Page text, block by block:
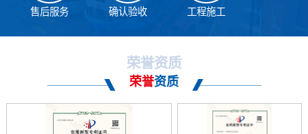
售后服务 确认验收 工程施工
荣誉资质
荣誉资质